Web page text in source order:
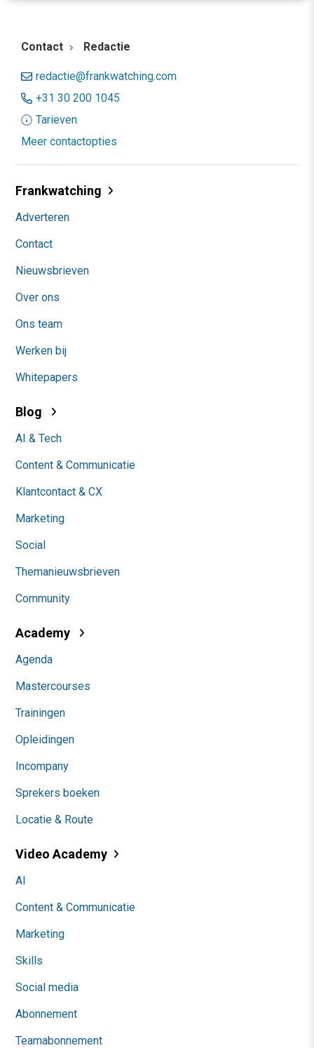
Contact Redactie
redactie@frankwatching.com
+31 30 200 1045
Tarieven
Meer contactopties
Frankwatching
Adverteren
Contact
Nieuwsbrieven
Over ons
Ons team
Werken bij
Whitepapers
Blog
AI & Tech
Content & Communicatie
Klantcontact & CX
Marketing
Social
Themanieuwsbrieven
Community
Academy
Agenda
Mastercourses
Trainingen
Opleidingen
Incompany
Sprekers boeken
Locatie & Route
Video Academy
AI
Content & Communicatie
Marketing
Skills
Social media
Abonnement
Teamabonnement